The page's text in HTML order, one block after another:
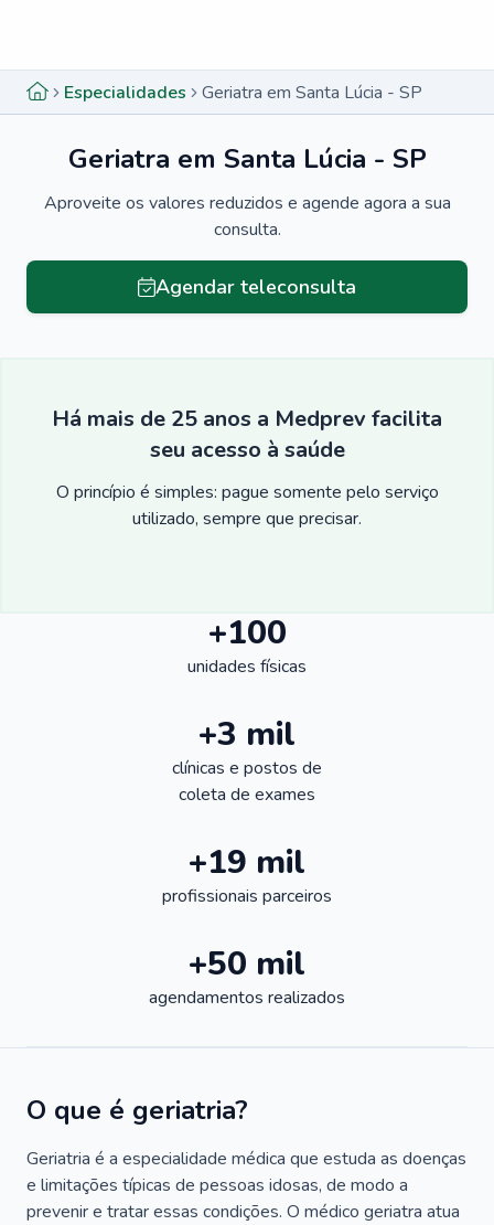
Especialidades Geriatra em Santa Lúcia - SP
Geriatra em Santa Lúcia - SP
Aproveite os valores reduzidos e agende agora a sua
consulta.
Agendar teleconsulta
Há mais de 25 anos a Medprev facilita
seu acesso à saúde
O princípio é simples: pague somente pelo serviço
utilizado, sempre que precisar.
+100
unidades físicas
+3 mil
clínicas e postos de
coleta de exames
+19 mil
profissionais parceiros
+50 mil
agendamentos realizados
O que é geriatria?
Geriatria é a especialidade médica que estuda as doenças
e limitações típicas de pessoas idosas, de modo a
prevenir e tratar essas condições. O médico geriatra atua